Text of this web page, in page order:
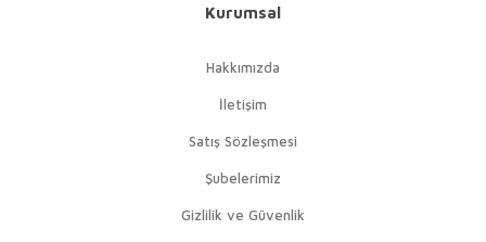
Kurumsal
Hakkımızda
İletişim
Satış Sözleşmesi
Şubelerimiz
Gizlilik ve Güvenlik